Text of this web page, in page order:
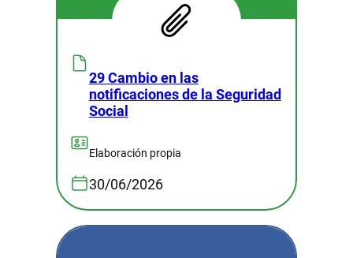
29 Cambio en las
notificaciones de la Seguridad
Social
Elaboración propia
30/06/2026